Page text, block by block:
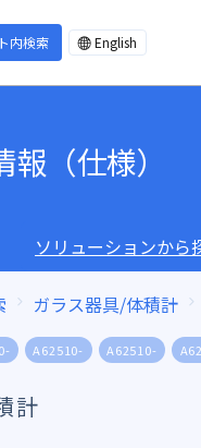
内検索 English
（仕様）
ソリューションから
ガラス器具/体積計
A62510- A62510-
計